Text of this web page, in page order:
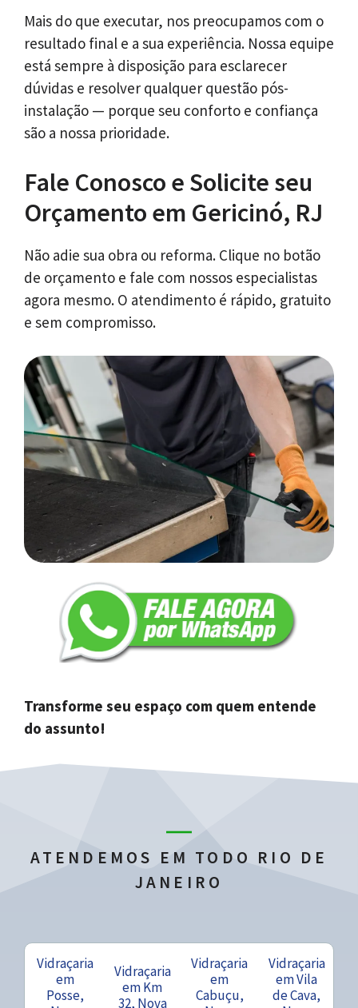
Mais do que executar, nos preocupamos com o
resultado final e a sua experiência. Nossa equipe
está sempre à disposição para esclarecer
dúvidas e resolver qualquer questão pós-
instalação — porque seu conforto e confiança
são a nossa prioridade.
Fale Conosco e Solicite seu
Orçamento em Gericinó, RJ
Não adie sua obra ou reforma. Clique no botão
de orçamento e fale com nossos especialistas
agora mesmo. O atendimento é rápido, gratuito
e sem compromisso.
Transforme seu espaço com quem entende
do assunto!
ATENDEMOS EM TODO RIO DE
JANEIRO
Vidraçaria
em
Posse,
Vidraçaria
em Km
32, Nova
Vidraçaria
em
Cabuçu,
Vidraçaria
em Vila
de Cava,